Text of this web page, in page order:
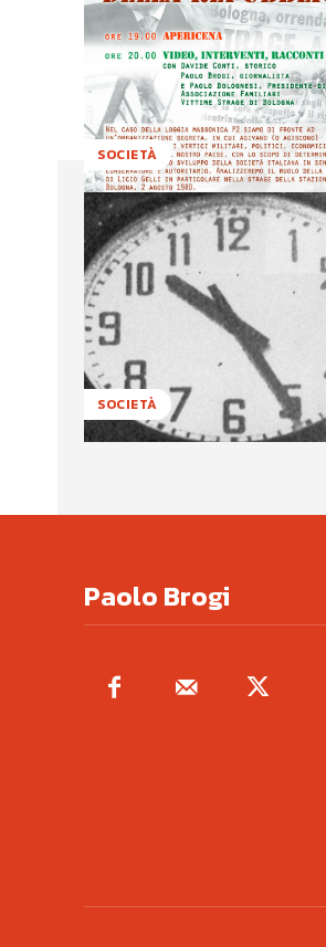
SOCIETÀ
SOCIETÀ
Paolo Brogi